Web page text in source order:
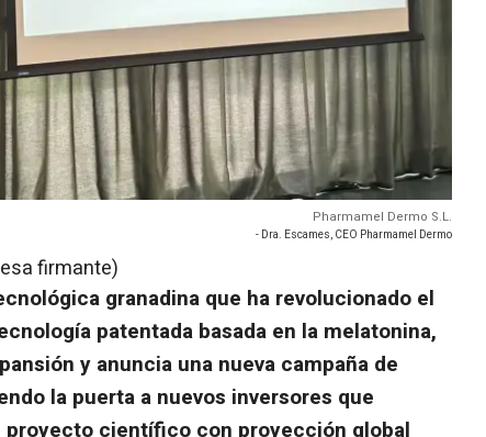
Pharmamel Dermo S.L.
- Dra. Escames, CEO Pharmamel Dermo
firmante)
granadina que ha revolucionado el
patentada basada en la melatonina,
y anuncia una nueva campaña de
la puerta a nuevos inversores que